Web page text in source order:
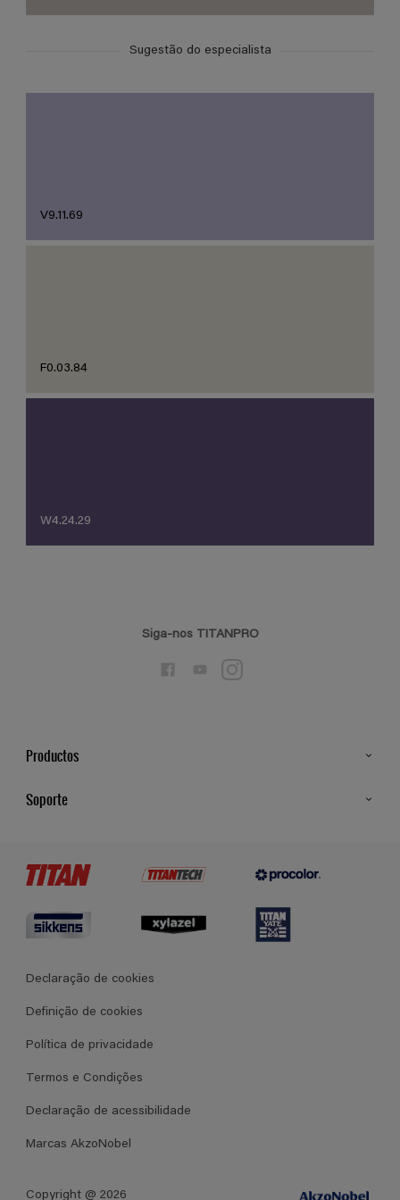
Sugestão do especialista
V9.11.69
F0.03.84
W4.24.29
Siga-nos TITANPRO
Productos
Soporte
Termos e Condições Gerais de Venda
Declaração de cookies
Definição de cookies
Política de privacidade
Termos e Condições
Declaração de acessibilidade
Marcas AkzoNobel
Copyright @ 2026